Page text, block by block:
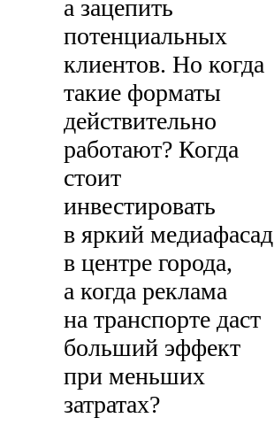
а зацепить
потенциальных
клиентов. Но когда
такие форматы
действительно
работают? Когда
стоит
инвестировать
в яркий медиафасад
в центре города,
а когда реклама
на транспорте даст
больший эффект
при меньших
затратах?